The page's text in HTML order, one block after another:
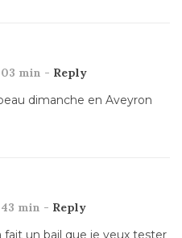
min - Reply
dimanche en Aveyron
min - Reply
fait un bail que je veux tester